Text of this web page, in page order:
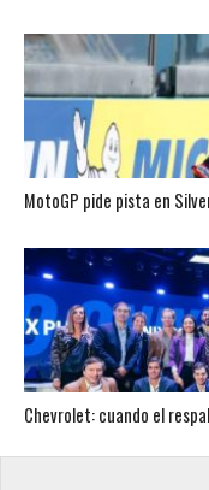
MotoGP pide pista en
Chevrolet: cuando el